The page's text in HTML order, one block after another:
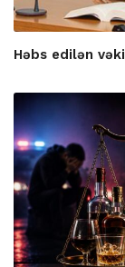
Həbs edilən